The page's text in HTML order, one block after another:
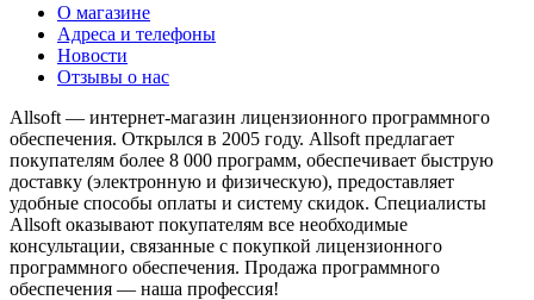
О магазине
Адреса и телефоны
Новости
Отзывы о нас
Allsoft — интернет-магазин лицензионного программного
обеспечения. Открылся в 2005 году. Allsoft предлагает
покупателям более 8 000 программ, обеспечивает быструю
доставку (электронную и физическую), предоставляет
удобные способы оплаты и систему скидок. Специалисты
Allsoft оказывают покупателям все необходимые
консультации, связанные с покупкой лицензионного
программного обеспечения. Продажа программного
обеспечения — наша профессия!